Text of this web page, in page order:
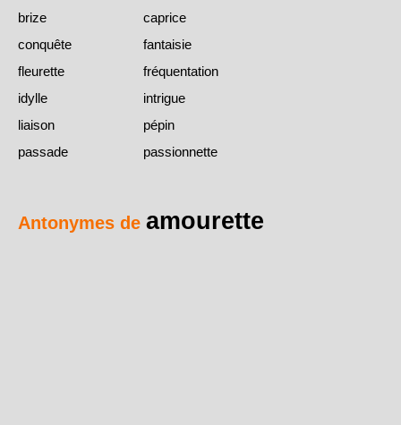
brize
caprice
conquête
fantaisie
fleurette
fréquentation
idylle
intrigue
liaison
pépin
passade
passionnette
Antonymes de amourette